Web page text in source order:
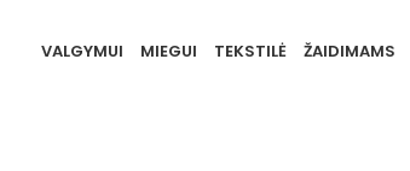
VALGYMUI MIEGUI TEKSTILĖ ŽAIDIMAMS